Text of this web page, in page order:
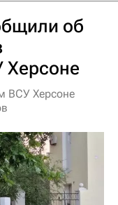
об
Херсоне
ВСУ Херсоне